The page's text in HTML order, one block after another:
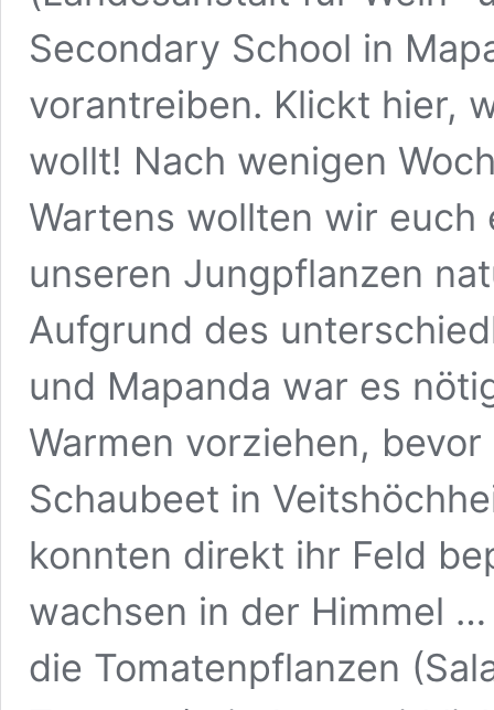
Secondary School in
vorantreiben. Klickt hier,
wollt! Nach wenigen
Wartens wollten wir
unseren Jungpflanzen
Aufgrund des
und Mapanda war es
Warmen vorziehen,
Schaubeet in
konnten direkt ihr Feld
wachsen in der Himmel
die Tomatenpflanzen